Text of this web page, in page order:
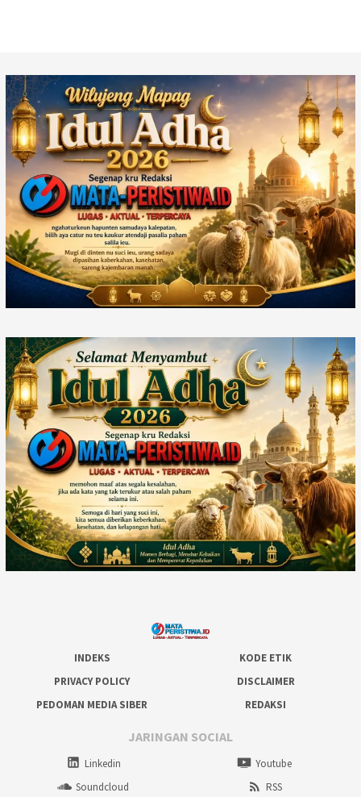
INDEKS
KODE ETIK
PRIVACY POLICY
DISCLAIMER
PEDOMAN MEDIA SIBER
REDAKSI
JARINGAN SOCIAL
Linkedin
Youtube
Soundcloud
RSS